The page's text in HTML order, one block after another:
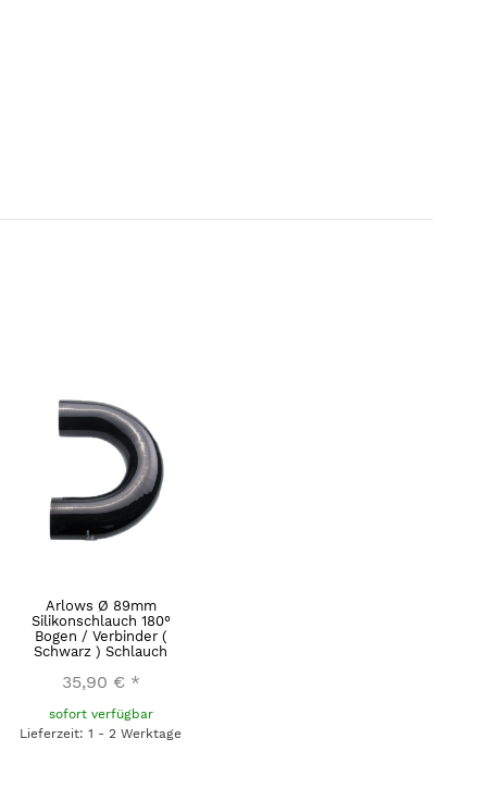
Arlows Ø 89mm
Silikonschlauch 180°
Bogen / Verbinder (
Schwarz ) Schlauch
35,90 € *
sofort verfügbar
Lieferzeit: 1 - 2 Werktage